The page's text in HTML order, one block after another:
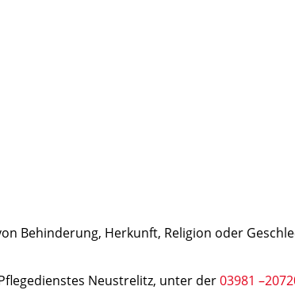
Behinderung, Herkunft, Religion oder
Neustrelitz, unter der03981